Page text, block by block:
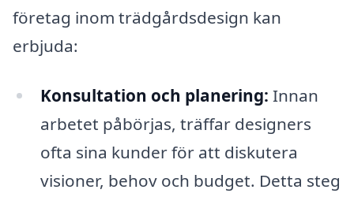
företag inom trädgårdsdesign kan
erbjuda:
Konsultation och planering: Innan
arbetet påbörjas, träffar designers
ofta sina kunder för att diskutera
visioner, behov och budget. Detta steg